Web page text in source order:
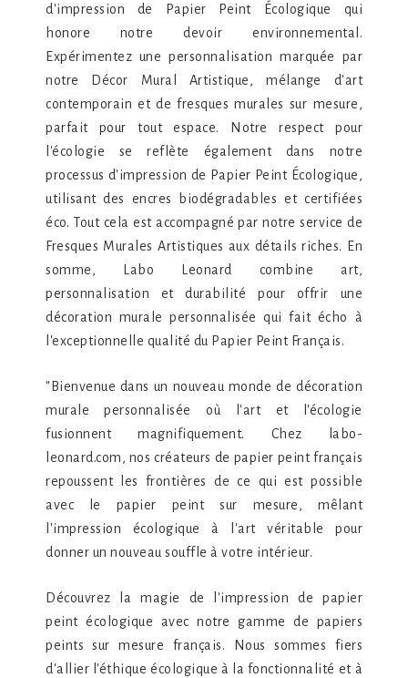
d'impression de Papier Peint Écologique qui
honore notre devoir environnemental.
Expérimentez une personnalisation marquée par
notre Décor Mural Artistique, mélange d'art
contemporain et de fresques murales sur mesure,
parfait pour tout espace. Notre respect pour
l'écologie se reflète également dans notre
processus d'impression de Papier Peint Écologique,
utilisant des encres biodégradables et certifiées
éco. Tout cela est accompagné par notre service de
Fresques Murales Artistiques aux détails riches. En
somme, Labo Leonard combine art,
personnalisation et durabilité pour offrir une
décoration murale personnalisée qui fait écho à
l'exceptionnelle qualité du Papier Peint Français.
"Bienvenue dans un nouveau monde de décoration
murale personnalisée où l'art et l'écologie
fusionnent magnifiquement. Chez labo-
leonard.com, nos créateurs de papier peint français
repoussent les frontières de ce qui est possible
avec le papier peint sur mesure, mêlant
l'impression écologique à l'art véritable pour
donner un nouveau souffle à votre intérieur.
Découvrez la magie de l'impression de papier
peint écologique avec notre gamme de papiers
peints sur mesure français. Nous sommes fiers
d'allier l'éthique écologique à la fonctionnalité et à